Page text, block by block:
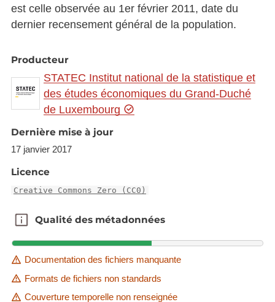
est celle observée au 1er février 2011, date du
dernier recensement général de la population.
Producteur
STATEC Institut national de la statistique et
des études économiques du Grand-Duché
de Luxembourg
Dernière mise à jour
17 janvier 2017
Licence
Creative Commons Zero (CC0)
Qualité des métadonnées
Qualité des métadonnées
Documentation des fichiers manquante
Formats de fichiers non standards
Couverture temporelle non renseignée